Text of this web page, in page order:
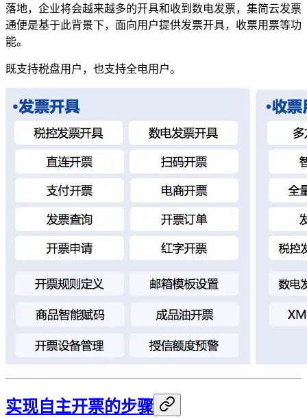
落地，企业将会越来越多的开具和收到数电发票，集简云发票
通便是基于此背景下，面向用户提供发票开具，收票用票等功
能。
既支持税盘用户，也支持全电用户。
实现自主开票的步骤